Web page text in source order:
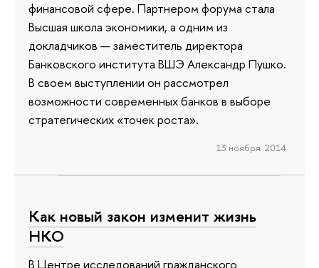
финансовой сфере. Партнером форума стала
Высшая школа экономики, а одним из
докладчиков — заместитель директора
Банковского института ВШЭ Александр Пушко.
В своем выступлении он рассмотрел
возможности современных банков в выборе
стратегических «точек роста».
13 ноября 2014
Как новый закон изменит жизнь
НКО
В Центре исследований гражданского